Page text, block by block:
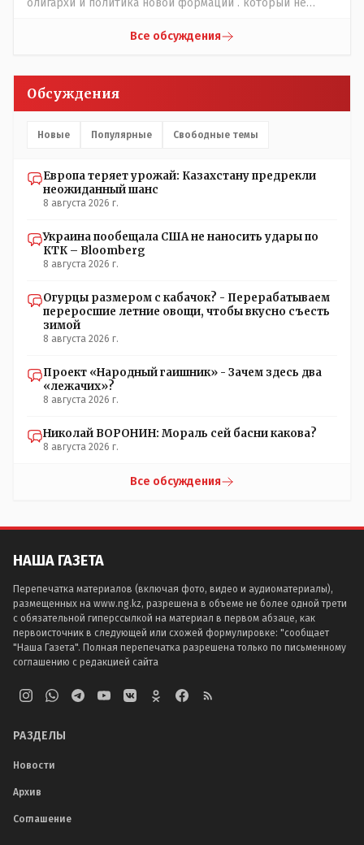
скорого ухода! А летающая тарелка, потому что ещё не
не иначе инопланетянин, ну а на чём инопланетяне
передвигаются?
Все обсуждения
Обсуждения
Новые Популярные Свободные темы
Европа теряет урожай: Казахстану предрекли
неожиданный шанс
8 августа 2026 г.
Украина пообещала США не наносить удары по
КТК – Bloomberg
8 августа 2026 г.
Огурцы размером с кабачок? - Перерабатываем
переросшие летние овощи, чтобы вкусно съесть
зимой
8 августа 2026 г.
Проект «Народный гаишник» - Зачем здесь два
«лежачих»?
8 августа 2026 г.
Николай ВОРОНИН: Мораль сей басни какова?
8 августа 2026 г.
Все обсуждения
НАША ГАЗЕТА
Перепечатка материалов (включая фото, видео и аудиоматериалы),
размещенных на www.ng.kz, разрешена в объеме не более одной трети
с обязательной гиперссылкой на материал в первом абзаце, как
первоисточник в следующей или схожей формулировке: "сообщает
"Наша Газета". Полная перепечатка разрешена только по письменному
соглашению с редакцией сайта
РАЗДЕЛЫ
Новости
Архив
Соглашение